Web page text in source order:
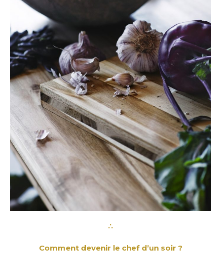
∴
Comment devenir le chef d’un soir ?